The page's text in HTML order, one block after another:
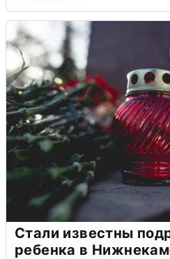
Стали известны
ребенка в